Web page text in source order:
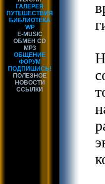
ГАЛЕРЕЯ
ПУТЕШЕСТВИЯ
БИБЛИОТЕКА
WP
E-MUSIC
ОБМЕН CD
MP3
ОБЩЕНИЕ
ФОРУМ
ПОДПИШИСЬ!
ПОЛЕЗНОЕ
НОВОСТИ
ССЫЛКИ